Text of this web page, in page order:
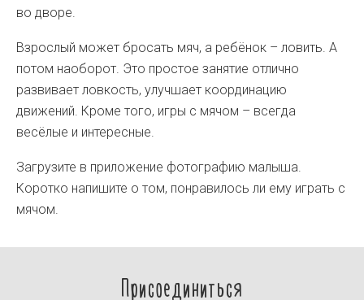
во дворе.
Взрослый может бросать мяч, а ребёнок – ловить. А
потом наоборот. Это простое занятие отлично
развивает ловкость, улучшает координацию
движений. Кроме того, игры с мячом – всегда
весёлые и интересные.
Загрузите в приложение фотографию малыша.
Коротко напишите о том, понравилось ли ему играть с
мячом.
Присоединиться